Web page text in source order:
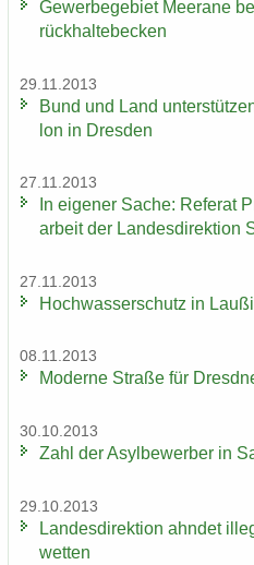
Ge­wer­be­ge­biet Meer­a­ne
rück­hal­te­be­cken
29.11.2013
Bund und Land
lon in Dres­den
27.11.2013
In ei­ge­ner Sache: Re­fe­rat
ar­beit der Lan­des­di­rek­ti­on
27.11.2013
Hoch­was­ser­schutz in
08.11.2013
Mo­der­ne Stra­ße für
30.10.2013
Zahl der Asyl­be­wer­ber in
29.10.2013
Lan­des­di­rek­ti­on ahn­det
wet­ten